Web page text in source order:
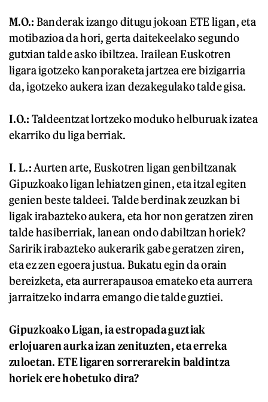
M.O.: Banderak izango ditugu jokoan ETE ligan, eta
motibazioa da hori, gerta daitekeelako segundo
gutxian talde asko ibiltzea. Irailean Euskotren
ligara igotzeko kanporaketa jartzea ere bizigarria
da, igotzeko aukera izan dezakegulako talde gisa.
I.O.: Taldeentzat lortzeko moduko helburuak izatea
ekarriko du liga berriak.
I. L.: Aurten arte, Euskotren ligan genbiltzanak
Gipuzkoako ligan lehiatzen ginen, eta itzal egiten
genien beste taldeei. Talde berdinak zeuzkan bi
ligak irabazteko aukera, eta hor non geratzen ziren
talde hasiberriak, lanean ondo dabiltzan horiek?
Saririk irabazteko aukerarik gabe geratzen ziren,
eta ez zen egoera justua. Bukatu egin da orain
bereizketa, eta aurrerapausoa emateko eta aurrera
jarraitzeko indarra emango die talde guztiei.
Gipuzkoako Ligan, ia estropada guztiak
erlojuaren aurka izan zenituzten, eta erreka
zuloetan. ETE ligaren sorrerarekin baldintza
horiek ere hobetuko dira?